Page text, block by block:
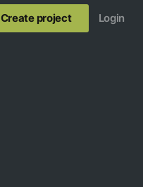
Create project Login